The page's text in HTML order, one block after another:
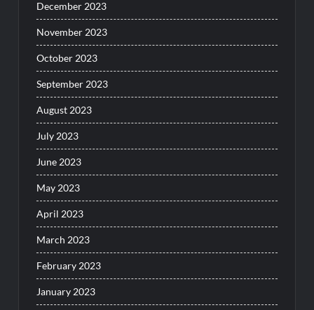
December 2023
November 2023
October 2023
September 2023
August 2023
July 2023
June 2023
May 2023
April 2023
March 2023
February 2023
January 2023